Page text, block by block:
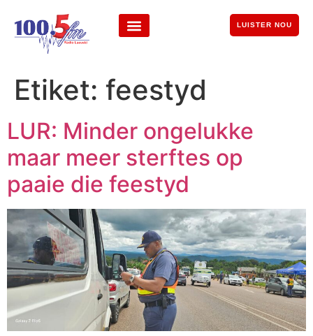
LUISTER NOU
Etiket: feestyd
LUR: Minder ongelukke
maar meer sterftes op
paaie die feestyd